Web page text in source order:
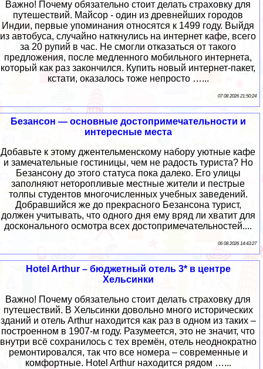
Важно! Почему обязательно стоит делать страховку для
путешествий. Майсор - один из древнейших городов
Индии, первые упоминания относятся к 1499 году. Выйдя
из автобуса, случайно наткнулись на интернет кафе, всего
за 20 рупий в час. Не смогли отказаться от такого
предложения, после медленного мобильного интернета,
который как раз закончился. Купить новый интернет-пакет,
кстати, оказалось тоже непросто …...
07 08 2026 21:50:24
Безансон — основные достопримечательности и
интересные места
Добавьте к этому джентельменскому набору уютные кафе
и замечательные гостиницы, чем не радость туриста? Но
Безансону до этого статуса пока далеко. Его улицы
заполняют неторопливые местные жители и пестрые
толпы студентов многочисленных учебных заведений.
Добравшийся же до прекрасного Безансона турист,
должен учитывать, что одного дня ему вряд ли хватит для
досконального осмотра всех достопримечательностей....
06 08 2026 14:43:27
Hotel Arthur – бюджетный отель 3* в центре
Хельсинки
Важно! Почему обязательно стоит делать страховку для
путешествий. В Хельсинки довольно много исторических
зданий и отель Arthur находится как раз в одном из таких –
построенном в 1907-м году. Разумеется, это не значит, что
внутри всё сохранилось с тех времён, отель неоднократно
ремонтировался, так что все номера – современные и
комфортные. Hotel Arthur находится рядом …...